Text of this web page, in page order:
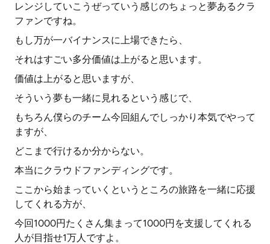
レンジしていこうぜっていう感じのちょっと夢あるクラ
ファンですね。
もし万が一バイナンスに上場できたら、
それはすごい多分価値は上がると思います。
価値は上がると思いますが、
そういう夢も一緒に見れるという感じで、
もちろん僕らのチーム今回組んでしっかり本気でやって
ますが、
どこまで行けるか分からない。
本当にクラウドファンディングです。
ここから始まっていくというところの旅路を一緒に応援
してくれる方が、
今回1000円たくさん集まって1000円を支援してくれる
人が目指せ1万人ですよ。